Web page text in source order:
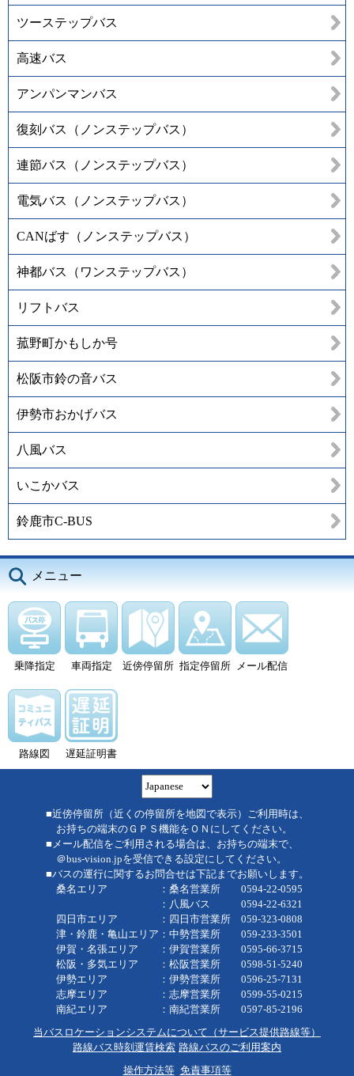
ツーステップバス
高速バス
アンパンマンバス
復刻バス（ノンステップバス）
連節バス（ノンステップバス）
電気バス（ノンステップバス）
CANばす（ノンステップバス）
神都バス（ワンステップバス）
リフトバス
菰野町かもしか号
松阪市鈴の音バス
伊勢市おかげバス
八風バス
いこかバス
鈴鹿市C-BUS
メニュー
乗降指定 車両指定 近傍停留所 指定停留所 メール配信
路線図 遅延証明書
■近傍停留所（近くの停留所を地図で表示）ご利用時は、
お持ちの端末のＧＰＳ機能をＯＮにしてください。
■メール配信をご利用される場合は、お持ちの端末で、
＠bus-vision.jpを受信できる設定にしてください。
■バスの運行に関するお問合せは下記までお願いします。
桑名エリア ：桑名営業所 0594-22-0595
：八風バス 0594-22-6321
四日市エリア ：四日市営業所 059-323-0808
津・鈴鹿・亀山エリア：中勢営業所 059-233-3501
伊賀・名張エリア ：伊賀営業所 0595-66-3715
松阪・多気エリア ：松阪営業所 0598-51-5240
伊勢エリア ：伊勢営業所 0596-25-7131
志摩エリア ：志摩営業所 0599-55-0215
南紀エリア ：南紀営業所 0597-85-2196
当バスロケーションシステムについて（サービス提供路線等）
路線バス時刻運賃検索 路線バスのご利用案内
操作方法等 免責事項等